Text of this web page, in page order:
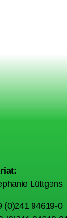
Lüttgens
(0)241 94619-0